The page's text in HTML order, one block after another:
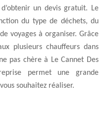
un devis gratuit. Le
du type de déchets, du
voyages à organiser. Grâce
plusieurs chauffeurs dans
pas chère à Le Cannet Des
permet une grande
souhaitez réaliser.